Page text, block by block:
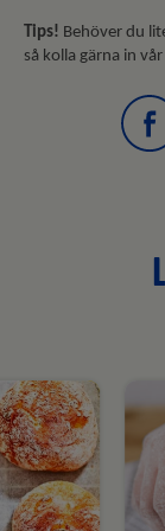
Tips! Behöver du
så kolla gärna in vår